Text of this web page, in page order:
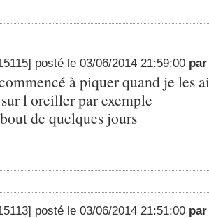
posté le 03/06/2014 21:59:00
à piquer quand je les
l oreiller par exemple
de quelques jours
posté le 03/06/2014 21:51:00